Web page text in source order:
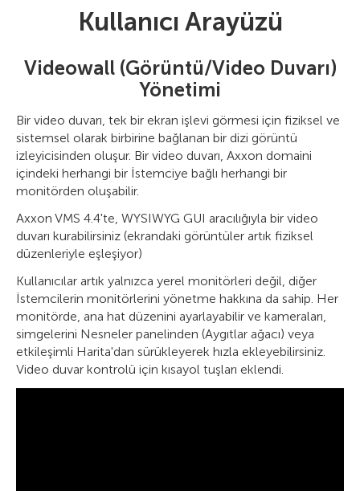
Kullanıcı Arayüzü
Videowall (Görüntü/Video Duvarı)
Yönetimi
Bir video duvarı, tek bir ekran işlevi görmesi için fiziksel ve
sistemsel olarak birbirine bağlanan bir dizi görüntü
izleyicisinden oluşur. Bir video duvarı, Axxon domaini
içindeki herhangi bir İstemciye bağlı herhangi bir
monitörden oluşabilir.
Axxon VMS 4.4'te, WYSIWYG GUI aracılığıyla bir video
duvarı kurabilirsiniz (ekrandaki görüntüler artık fiziksel
düzenleriyle eşleşiyor)
Kullanıcılar artık yalnızca yerel monitörleri değil, diğer
İstemcilerin monitörlerini yönetme hakkına da sahip. Her
monitörde, ana hat düzenini ayarlayabilir ve kameraları,
simgelerini Nesneler panelinden (Aygıtlar ağacı) veya
etkileşimli Harita'dan sürükleyerek hızla ekleyebilirsiniz.
Video duvar kontrolü için kısayol tuşları eklendi.